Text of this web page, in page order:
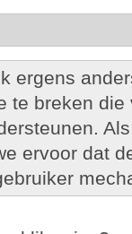
ergens
te breken
ervoor dat